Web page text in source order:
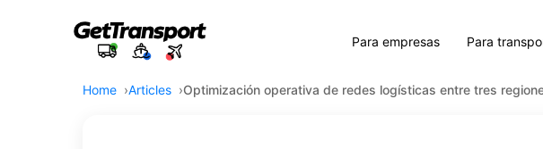
Para empresas Para
Home Articles Optimización operativa de redes logísticas entre tres